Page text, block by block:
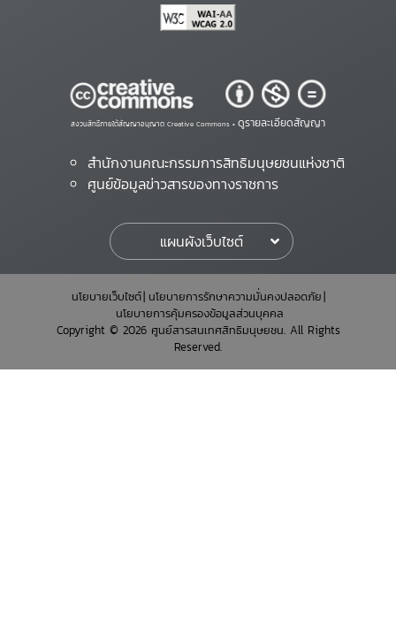
สงวนสิทธิ์ภายใต้สัญญาอนุญาต Creative Commons • ดูรายละเอียดสัญญา
สำนักงานคณะกรรมการสิทธิมนุษยชนแห่งชาติ
ศูนย์ข้อมูลข่าวสารของทางราชการ
แผนผังเว็บไซต์
นโยบายเว็บไซต์ นโยบายการรักษาความมั่นคงปลอดภัย
นโยบายการคุ้มครองข้อมูลส่วนบุคคล
Copyright © 2026 ศูนย์สารสนเทศสิทธิมนุษยชน. All Rights
Reserved.